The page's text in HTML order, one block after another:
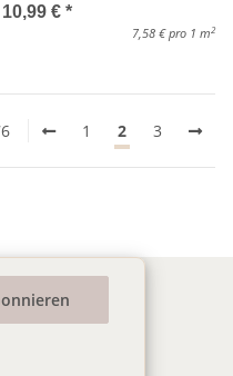
10,99 € *
7,58 € pro 1 m2
1 2 3